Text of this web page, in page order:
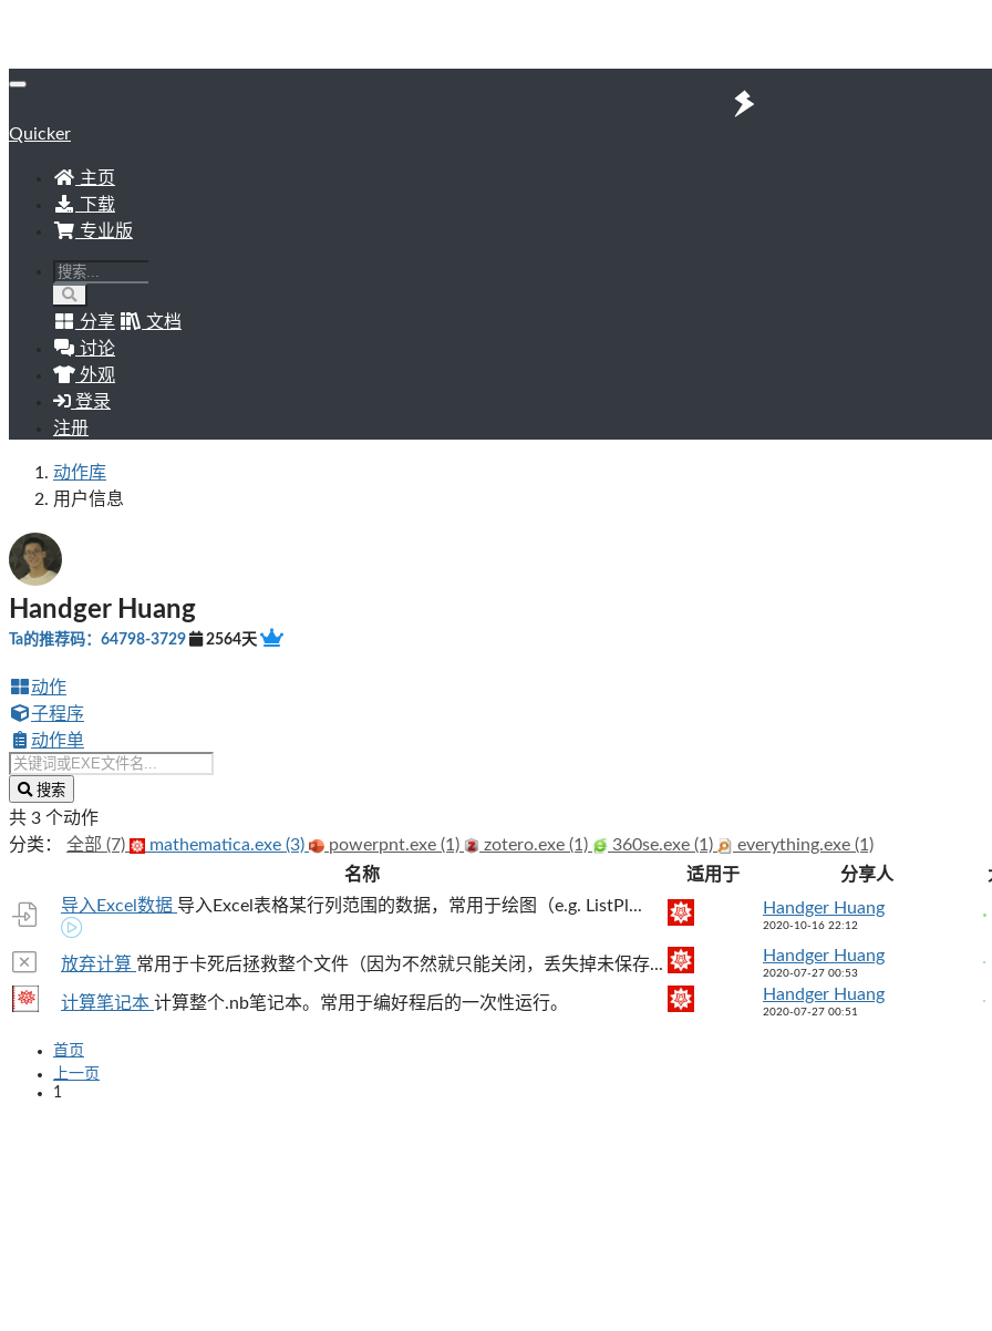
Quicker
主页
下载
专业版
分享
文档
讨论
外观
登录
注册
动作库
用户信息
Handger Huang
Ta的推荐码：64798-3729 2564天
动作
子程序
动作单
搜索
共 3 个动作
分类：
全部 (7) mathematica.exe (3) powerpnt.exe (1) zotero.exe (1) 360se.exe (1)
everything.exe (1)
名称
适用于 分享人
导入Excel数据 导入Excel表格某行列范围的数据，常用于绘图（e.g. ListPl... Handger Huang
2020-10-16 22:12
放弃计算 常用于卡死后拯救整个文件（因为不然就只能关闭，丢失掉未保存... Handger Huang
2020-07-27 00:53
计算笔记本 计算整个.nb笔记本。常用于编好程后的一次性运行。 Handger Huang
2020-07-27 00:51
首页
上一页
1